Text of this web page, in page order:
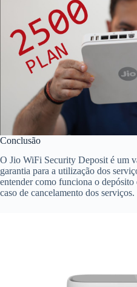
Conclusão
O Jio WiFi Security Deposit é um
garantia para a utilização dos
entender como funciona o
caso de cancelamento dos serviços.